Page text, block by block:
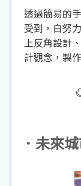
透過簡易的
受到，白努
上反角設計
計觀念，製
．未來